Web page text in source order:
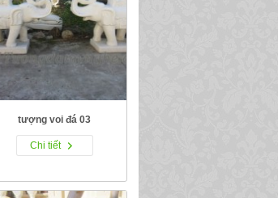
tượng voi đá 03
Chi tiết